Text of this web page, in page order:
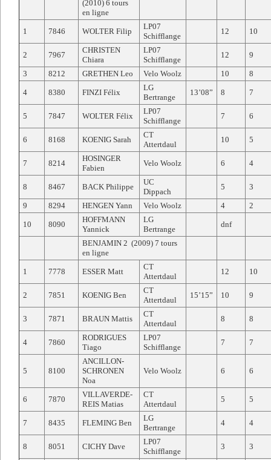
(2010) 6 tours
en ligne
1 7846 WOLTER Filip
LP07
Schifflange
12 10
2 7967
CHRISTEN
Chiara
LP07
Schifflange
12 9
3 8212 GRETHEN Leo Velo Woolz 10 8
4 8380 FINZI Félix
LG
Bertrange
13’08” 8 7
5 7847 WOLTER Félix
LP07
Schifflange
7 6
6 8168 KOENIG Sarah
CT
Attertdaul
10 5
7 8214
HOSINGER
Fabien
Velo Woolz 6 4
8 8467 BACK Philippe
UC
Dippach
5 3
9 8294 HENGEN Yann Velo Woolz 4 2
10 8090
HOFFMANN
Yannick
LG
Bertrange
dnf
BENJAMIN 2 (2009) 7 tours
en ligne
1 7778 ESSER Matt
CT
Attertdaul
12 10
2 7851 KOENIG Ben
CT
Attertdaul
15’15” 10 9
3 7871 BRAUN Mattis
CT
Attertdaul
8 8
4 7860
RODRIGUES
Tiago
LP07
Schifflange
7 7
5 8100
ANCILLON-
SCHRONEN
Noa
Velo Woolz 6 6
6 7870
VILLAVERDE-
REIS Matias
CT
Attertdaul
5 5
7 8435 FLEMING Ben
LG
Bertrange
4 4
8 8051 CICHY Dave
LP07
Schifflange
3 3